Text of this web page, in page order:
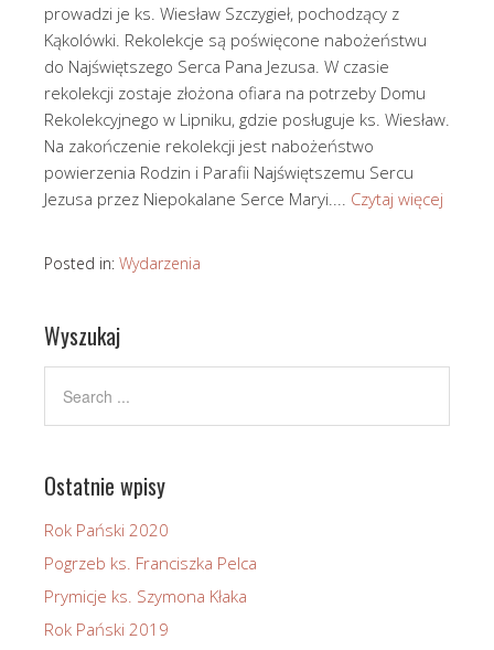
prowadzi je ks. Wiesław Szczygieł, pochodzący z
Kąkolówki. Rekolekcje są poświęcone nabożeństwu
do Najświętszego Serca Pana Jezusa. W czasie
rekolekcji zostaje złożona ofiara na potrzeby Domu
Rekolekcyjnego w Lipniku, gdzie posługuje ks. Wiesław.
Na zakończenie rekolekcji jest nabożeństwo
powierzenia Rodzin i Parafii Najświętszemu Sercu
Jezusa przez Niepokalane Serce Maryi.... Czytaj więcej
Posted in: Wydarzenia
Wyszukaj
Ostatnie wpisy
Rok Pański 2020
Pogrzeb ks. Franciszka Pelca
Prymicje ks. Szymona Kłaka
Rok Pański 2019